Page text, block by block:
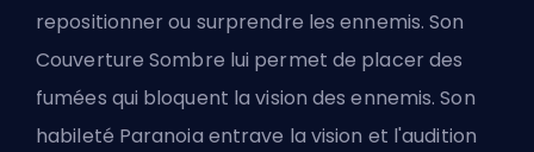
repositionner ou surprendre les ennemis. Son
Couverture Sombre lui permet de placer des
fumées qui bloquent la vision des ennemis. Son
habileté Paranoia entrave la vision et l'audition